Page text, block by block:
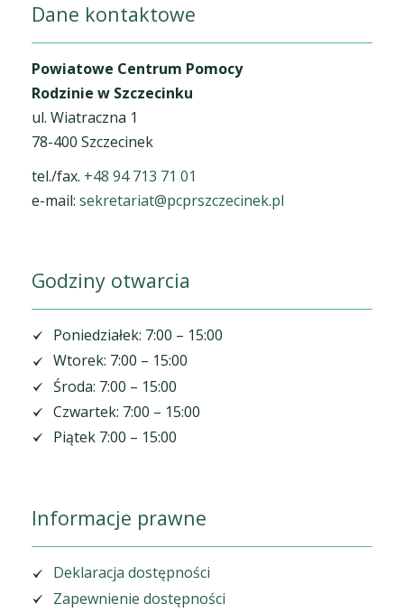
Dane kontaktowe
Powiatowe Centrum Pomocy
Rodzinie w Szczecinku
ul. Wiatraczna 1
78-400 Szczecinek
tel./fax. +48 94 713 71 01
e-mail: sekretariat@pcprszczecinek.pl
Godziny otwarcia
Poniedziałek: 7:00 – 15:00
Wtorek: 7:00 – 15:00
Środa: 7:00 – 15:00
Czwartek: 7:00 – 15:00
Piątek 7:00 – 15:00
Informacje prawne
Deklaracja dostępności
Zapewnienie dostępności